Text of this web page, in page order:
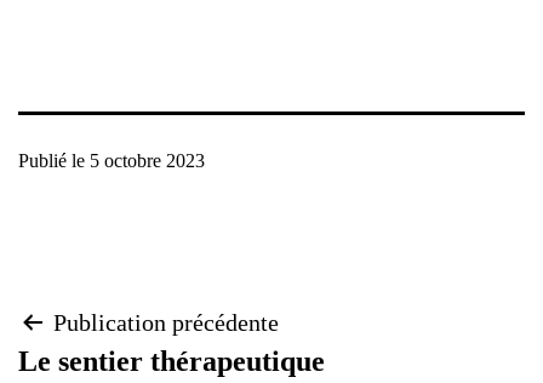
Publié le 5 octobre 2023
Navigation
Publication précédente
Le sentier thérapeutique